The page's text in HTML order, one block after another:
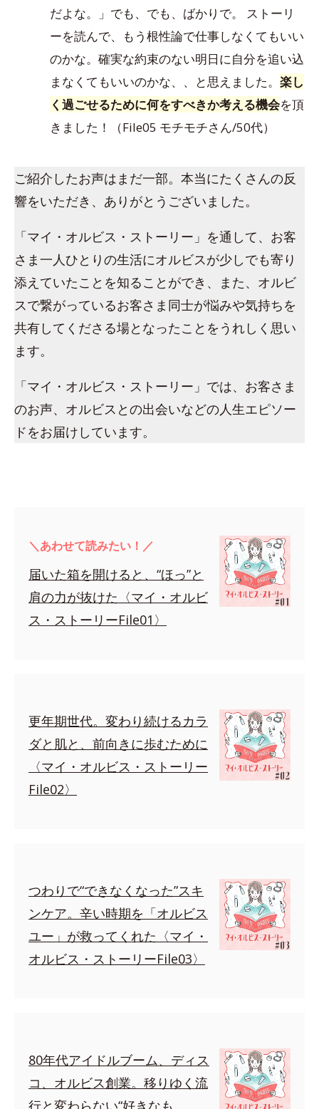
だよな。」でも、でも、ばかりで。 ストーリ
ーを読んで、もう根性論で仕事しなくてもいい
のかな。確実な約束のない明日に自分を追い込
まなくてもいいのかな、、と思えました。 楽し
く過ごせるために何をすべきか考える機会を頂
きました！（File05 モチモチさん/50代）
ご紹介したお声はまだ一部。本当にたくさんの反
響をいただき、ありがとうございました。
「マイ・オルビス・ストーリー」を通して、お客
さま一人ひとりの生活にオルビスが少しでも寄り
添えていたことを知ることができ、また、オルビ
スで繋がっているお客さま同士が悩みや気持ちを
共有してくださる場となったことをうれしく思い
ます。
「マイ・オルビス・ストーリー」では、お客さま
のお声、オルビスとの出会いなどの人生エピソー
ドをお届けしています。
＼あわせて読みたい！／
届いた箱を開けると、“ほっ”と
肩の力が抜けた〈マイ・オルビ
ス・ストーリーFile01〉
更年期世代。変わり続けるカラ
ダと肌と、前向きに歩むために
〈マイ・オルビス・ストーリー
File02〉
つわりで“できなくなった”スキ
ンケア。辛い時期を「オルビス
ユー」が救ってくれた〈マイ・
オルビス・ストーリーFile03〉
80年代アイドルブーム、ディス
コ、オルビス創業。移りゆく流
行と変わらない“好きなも